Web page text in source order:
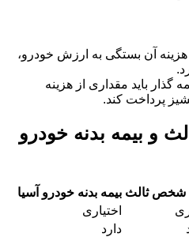
هزینه آن بستگی به ارزش خودرو،
گذار باید مقداری از هزینه
پرداخت کند.
و بیمه بدنه خودرو
شخص ثالث بیمه بدنه خودرو آسیا
اختیاری
دارد